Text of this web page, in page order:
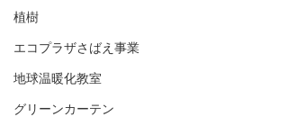
植樹
エコプラザさばえ事業
地球温暖化教室
グリーンカーテン